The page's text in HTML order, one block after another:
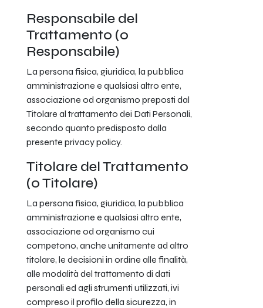
Responsabile del
Trattamento (o
Responsabile)
La persona fisica, giuridica, la pubblica
amministrazione e qualsiasi altro ente,
associazione od organismo preposti dal
Titolare al trattamento dei Dati Personali,
secondo quanto predisposto dalla
presente privacy policy.
Titolare del Trattamento
(o Titolare)
La persona fisica, giuridica, la pubblica
amministrazione e qualsiasi altro ente,
associazione od organismo cui
competono, anche unitamente ad altro
titolare, le decisioni in ordine alle finalità,
alle modalità del trattamento di dati
personali ed agli strumenti utilizzati, ivi
compreso il profilo della sicurezza, in